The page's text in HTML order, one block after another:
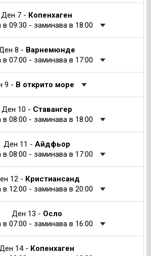
Ден 7 - Копенхаген
в 09:30 - заминава в 18:00
8 - Варнемюнде
в 07:00 - заминава в 17:00
9 - В открито море
Ден 10 - Ставангер
в 08:00 - заминава в 18:00
Ден 11 - Айдфьор
в 08:00 - заминава в 17:00
12 - Кристиансанд
в 12:00 - заминава в 20:00
Ден 13 - Осло
в 07:00 - заминава в 16:00
14 - Копенхаген